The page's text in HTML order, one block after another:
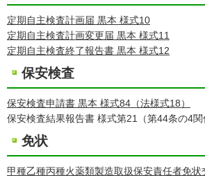
定期自主検査計画届 黒本 様式10
定期自主検査計画変更届 黒本 様式11
定期自主検査終了報告書 黒本 様式12
保安検査
保安検査申請書 黒本 様式84（法様式18）
保安検査結果報告書 様式第21（第44条の4
免状
甲種乙種丙種火薬類製造取扱保安責任者免